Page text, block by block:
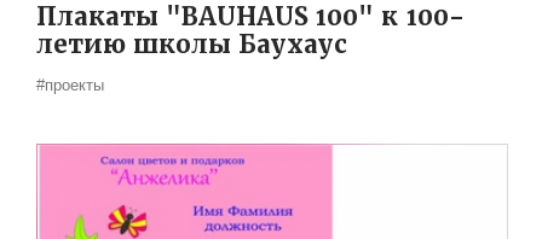
Плакаты "BAUHAUS 100" к 100-
летию школы Баухаус
#проекты